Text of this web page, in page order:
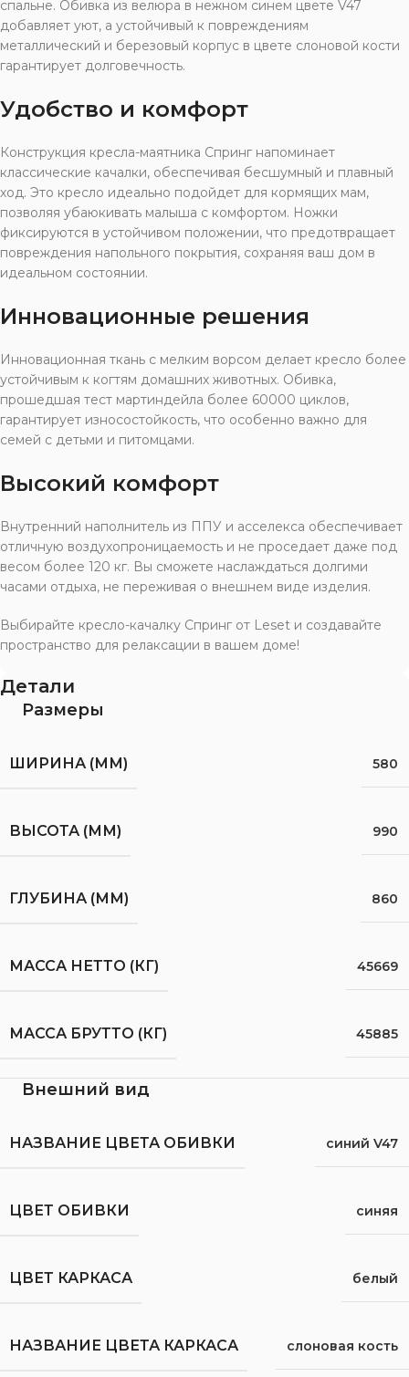
спальне. Обивка из велюра в нежном синем цвете V47
добавляет уют, а устойчивый к повреждениям
металлический и березовый корпус в цвете слоновой кости
гарантирует долговечность.
Удобство и комфорт
Конструкция кресла-маятника Спринг напоминает
классические качалки, обеспечивая бесшумный и плавный
ход. Это кресло идеально подойдет для кормящих мам,
позволяя убаюкивать малыша с комфортом. Ножки
фиксируются в устойчивом положении, что предотвращает
повреждения напольного покрытия, сохраняя ваш дом в
идеальном состоянии.
Инновационные решения
Инновационная ткань с мелким ворсом делает кресло более
устойчивым к когтям домашних животных. Обивка,
прошедшая тест мартиндейла более 60000 циклов,
гарантирует износостойкость, что особенно важно для
семей с детьми и питомцами.
Высокий комфорт
Внутренний наполнитель из ППУ и асселекса обеспечивает
отличную воздухопроницаемость и не проседает даже под
весом более 120 кг. Вы сможете наслаждаться долгими
часами отдыха, не переживая о внешнем виде изделия.
Выбирайте кресло-качалку Спринг от Leset и создавайте
пространство для релаксации в вашем доме!
Детали
Размеры
ШИРИНА (ММ) 580
ВЫСОТА (ММ) 990
ГЛУБИНА (ММ) 860
МАССА НЕТТО (КГ) 45669
МАССА БРУТТО (КГ) 45885
Внешний вид
НАЗВАНИЕ ЦВЕТА ОБИВКИ синий V47
ЦВЕТ ОБИВКИ синяя
ЦВЕТ КАРКАСА белый
НАЗВАНИЕ ЦВЕТА КАРКАСА слоновая кость